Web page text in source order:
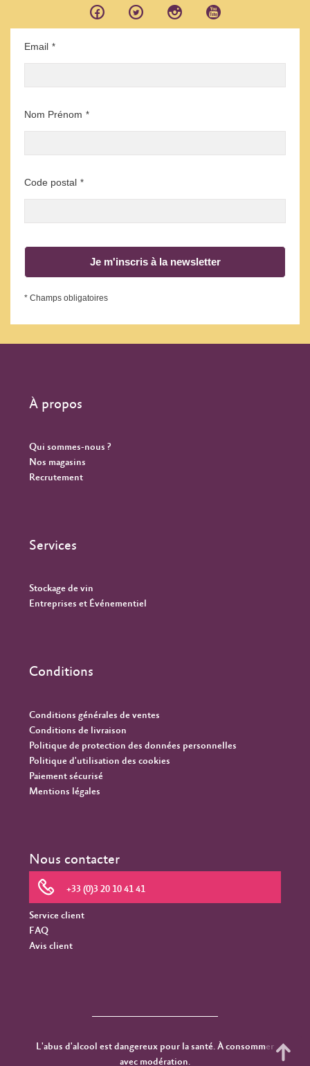
Email *
Nom Prénom *
Code postal *
Je m'inscris à la newsletter
* Champs obligatoires
À propos
Qui sommes-nous ?
Nos magasins
Recrutement
Services
Stockage de vin
Entreprises et Événementiel
Conditions
Conditions générales de ventes
Conditions de livraison
Politique de protection des données personnelles
Politique d'utilisation des cookies
Paiement sécurisé
Mentions légales
Nous contacter
+33 (0)3 20 10 41 41
Service client
FAQ
Avis client
L'abus d'alcool est dangereux pour la santé. À consommer
avec modération.